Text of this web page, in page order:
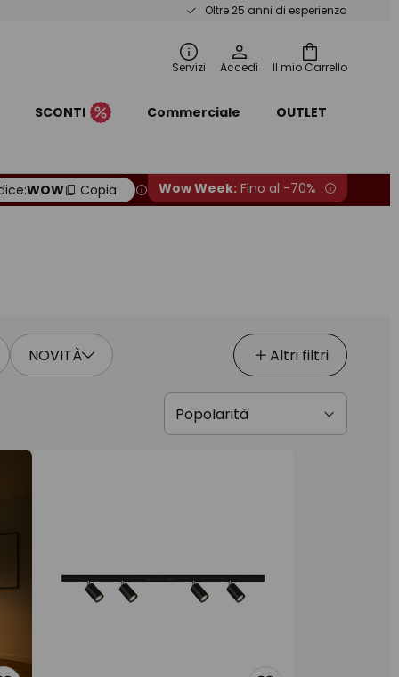
Oltre 25 anni di esperienza
Il mio Carrello
Servizi Accedi
SCONTI Commerciale OUTLET
WOW Copia Wow Week: Fino al -70%
NOVITÀ Altri filtri